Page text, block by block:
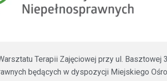
Terapii Zajęciowej przy ul.
będących w dyspozycji Miejskiego